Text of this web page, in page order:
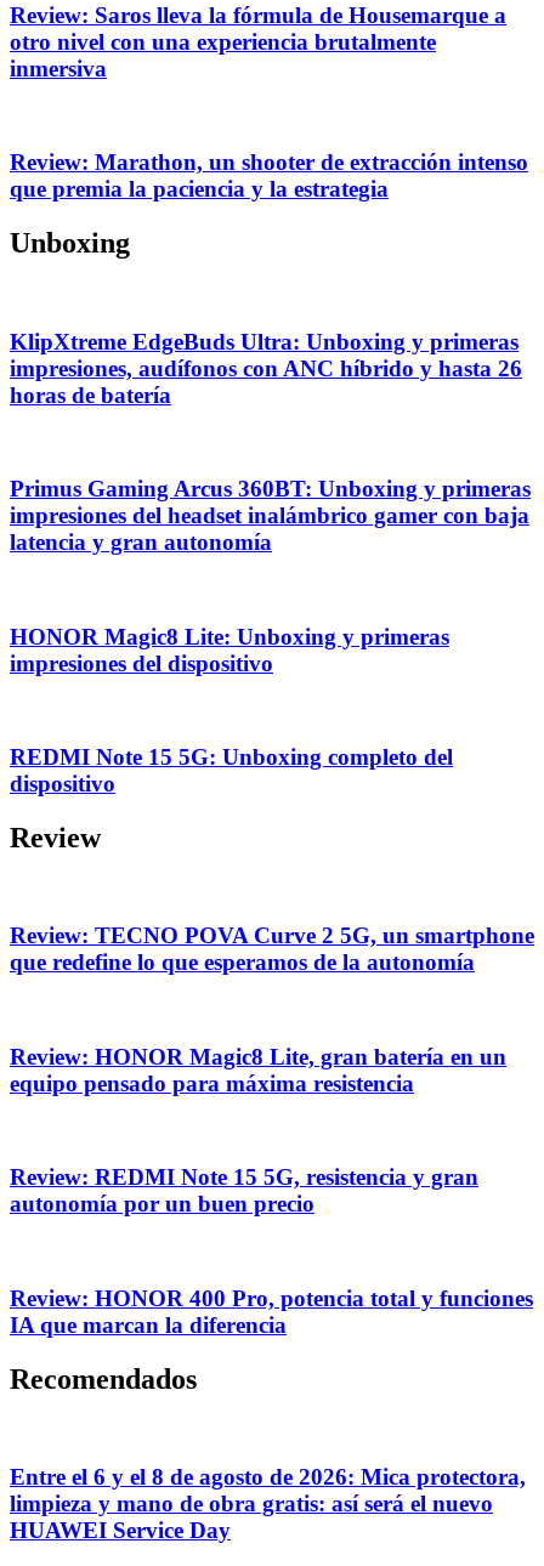
Review: Saros lleva la fórmula de Housemarque a
otro nivel con una experiencia brutalmente
inmersiva
Review: Marathon, un shooter de extracción intenso
que premia la paciencia y la estrategia
Unboxing
KlipXtreme EdgeBuds Ultra: Unboxing y primeras
impresiones, audífonos con ANC híbrido y hasta 26
horas de batería
Primus Gaming Arcus 360BT: Unboxing y primeras
impresiones del headset inalámbrico gamer con baja
latencia y gran autonomía
HONOR Magic8 Lite: Unboxing y primeras
impresiones del dispositivo
REDMI Note 15 5G: Unboxing completo del
dispositivo
Review
Review: TECNO POVA Curve 2 5G, un smartphone
que redefine lo que esperamos de la autonomía
Review: HONOR Magic8 Lite, gran batería en un
equipo pensado para máxima resistencia
Review: REDMI Note 15 5G, resistencia y gran
autonomía por un buen precio
Review: HONOR 400 Pro, potencia total y funciones
IA que marcan la diferencia
Recomendados
Entre el 6 y el 8 de agosto de 2026: Mica protectora,
limpieza y mano de obra gratis: así será el nuevo
HUAWEI Service Day